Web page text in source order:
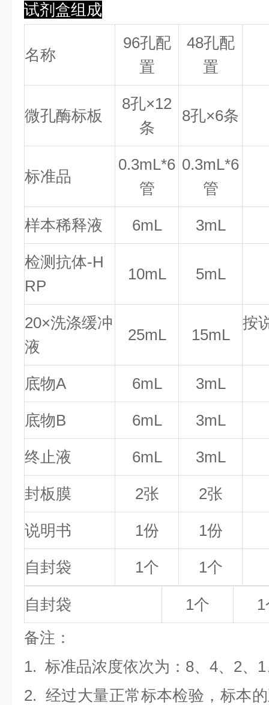
试剂盒组成
名称
96孔配
置
48孔配
置
微孔酶标板
8孔×12
条
8孔×6条
标准品
0.3mL*6
管
0.3mL*6
管
样本稀释液 6mL 3mL
检测抗体-H
RP
10mL 5mL
20×洗涤缓冲
液
25mL 15mL
按
底物A 6mL 3mL
底物B 6mL 3mL
终止液 6mL 3mL
封板膜 2张 2张
说明书 1份 1份
自封袋 1个 1个
自封袋 1个
备注 ：
1. 标准品浓度依次为：8、4、2、
2. 经过大量正常标本检验，标本